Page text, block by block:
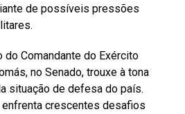
de possíveis pressões
do Comandante do Exército
no Senado, trouxe à tona
situação de defesa do país.
crescentes desafios